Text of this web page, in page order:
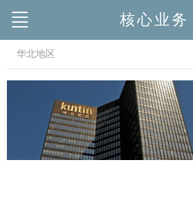
核心业务
华北地区